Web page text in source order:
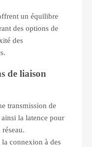
un équilibre
des options de
des
de liaison
transmission de
la latence pour
la connexion à des